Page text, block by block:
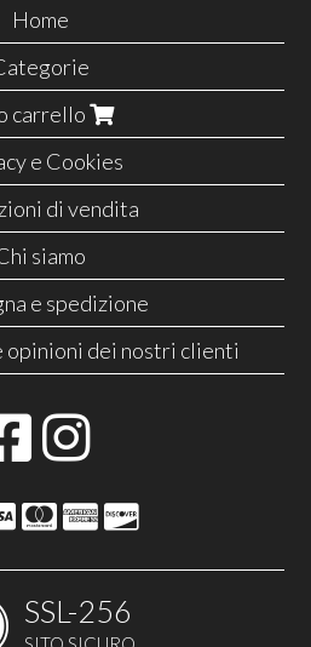
Home
carrello
e Cookies
di vendita
siamo
e spedizione
opinioni dei nostri clienti
SSL-256